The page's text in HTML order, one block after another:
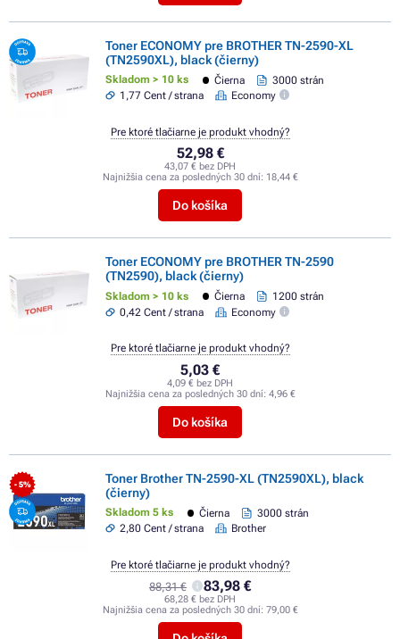
Toner ECONOMY pre BROTHER TN-2590-XL
(TN2590XL), black (čierny)
Skladom > 10 ks Čierna
3000 strán
1,77 Cent / strana
Economy
52,98 €
43,07 € bez DPH
Najnižšia cena za posledných 30 dní: 18,44 €
Do košíka
Pre ktoré tlačiarne je produkt vhodný?
Toner ECONOMY pre BROTHER TN-2590
(TN2590), black (čierny)
Skladom > 10 ks Čierna
1200 strán
0,42 Cent / strana
Economy
5,03 €
4,09 € bez DPH
Najnižšia cena za posledných 30 dní: 4,96 €
Do košíka
Pre ktoré tlačiarne je produkt vhodný?
- 5%
Toner Brother TN-2590-XL (TN2590XL), black
(čierny)
Skladom 5 ks Čierna
3000 strán
2,80 Cent / strana
Brother
88,31 € 83,98 €
68,28 € bez DPH
Najnižšia cena za posledných 30 dní: 79,00 €
Pre ktoré tlačiarne je produkt vhodný?